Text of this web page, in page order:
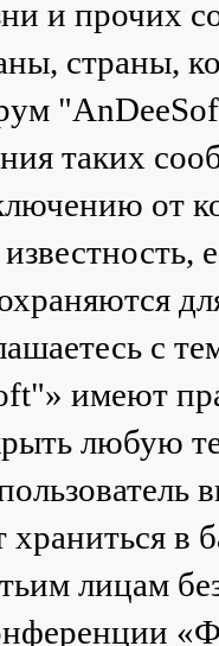
и прочих
страны,
таких
от
с
имеют
любую
в
лицам